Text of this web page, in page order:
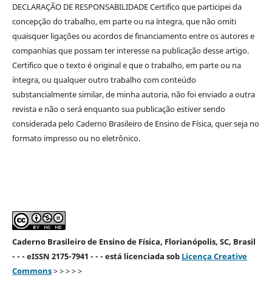
DECLARAÇÃO DE RESPONSABILIDADE Certifico que participei da
concepção do trabalho, em parte ou na íntegra, que não omiti
quaisquer ligações ou acordos de financiamento entre os autores e
companhias que possam ter interesse na publicação desse artigo.
Certifico que o texto é original e que o trabalho, em parte ou na
íntegra, ou qualquer outro trabalho com conteúdo
substancialmente similar, de minha autoria, não foi enviado a outra
revista e não o será enquanto sua publicação estiver sendo
considerada pelo Caderno Brasileiro de Ensino de Física, quer seja no
formato impresso ou no eletrônico.
Caderno Brasileiro de Ensino de Física, Florianópolis, SC, Brasil
- - - eISSN 2175-7941 - - - está licenciada sob Licença Creative
Commons> > > > >